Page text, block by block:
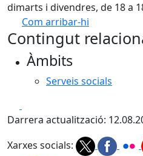
dimarts i divendres, de 18 a
Com arribar-hi
+
−
Contingut
Àmbits
Serveis socials
Darrera actualització:
Xarxes socials: